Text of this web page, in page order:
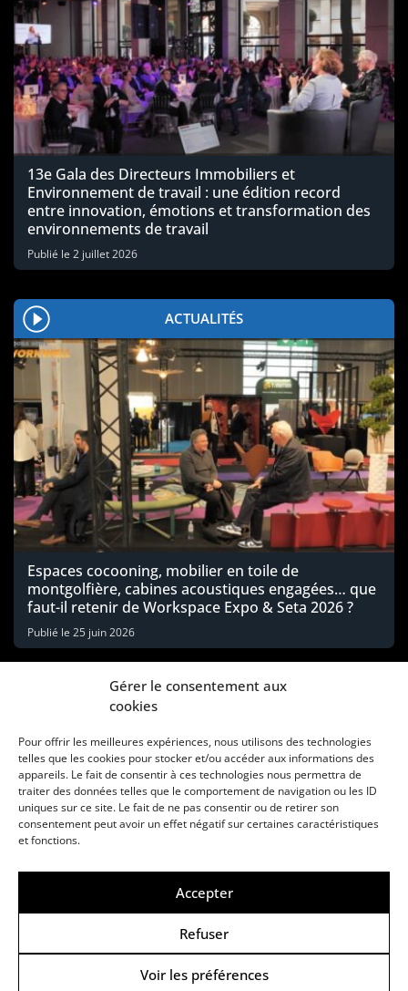
Gérer le consentement aux
cookies
Pour offrir les meilleures expériences, nous utilisons des technologies
telles que les cookies pour stocker et/ou accéder aux informations des
appareils. Le fait de consentir à ces technologies nous permettra de
traiter des données telles que le comportement de navigation ou les ID
uniques sur ce site. Le fait de ne pas consentir ou de retirer son
consentement peut avoir un effet négatif sur certaines caractéristiques
et fonctions.
Accepter
Refuser
Voir les préférences
13e Gala des Directeurs Immobiliers et
Environnement de travail : une édition record
entre innovation, émotions et transformation des
environnements de travail
Publié le 2 juillet 2026
ACTUALITÉS
Espaces cocooning, mobilier en toile de
montgolfière, cabines acoustiques engagées… que
faut-il retenir de Workspace Expo & Seta 2026 ?
Publié le 25 juin 2026
Une marque d’Agora Médias, éditeur de presse
© Copyright ANews WorkWell 2026
Politique de Confidentialité-Politique de cookies